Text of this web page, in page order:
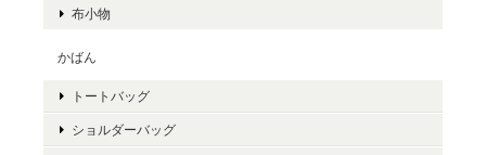
布小物
かばん
トートバッグ
ショルダーバッグ